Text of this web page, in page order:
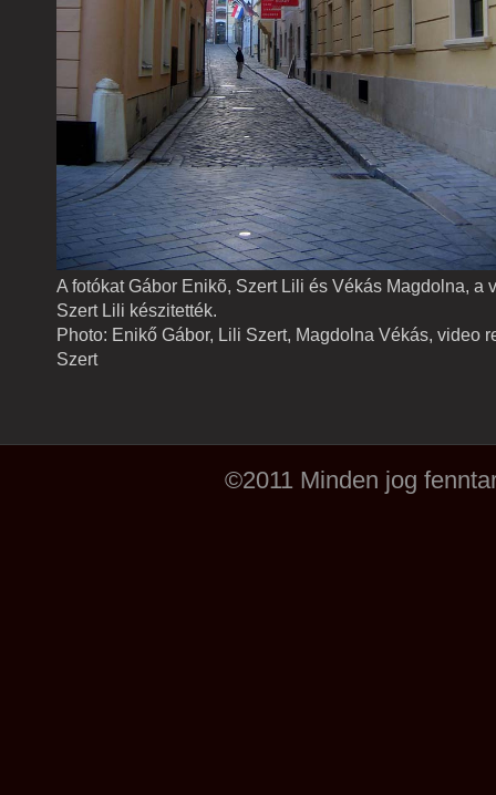
A fotókat Gábor Enikõ, Szert Lili és Vékás Magdolna, a
Szert Lili készitették.
Photo: Enikő Gábor, Lili Szert, Magdolna Vékás, video
Szert
©2011 Minden jog